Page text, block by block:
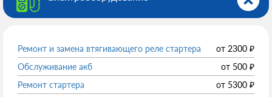
Ремонт и замена втягивающего реле стартера от 2300 ₽
Обслуживание акб
от 500 ₽
Ремонт стартера
от 5300 ₽